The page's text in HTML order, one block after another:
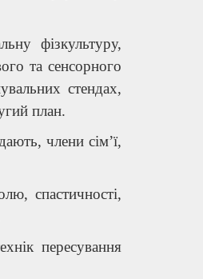
фізкультуру,
та сенсорного
стендах,
план.
члени сім’ї,
спастичності,
пересування